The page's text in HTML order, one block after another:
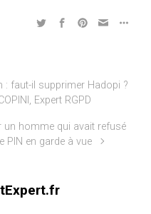
: faut-il supprimer Hadopi ?
Expert RGPD
un homme qui avait refusé
en garde à vue